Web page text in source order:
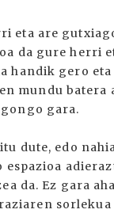
eta are
da gure herri
handik gero
mundu
gara.
dute, edo
da. Ez gara